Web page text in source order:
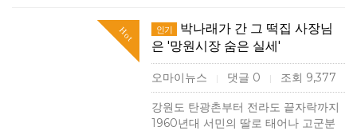
Hot 인기
박나래가 간 그 떡집 사장님
은 '망원시장 숨은 실세'
오마이뉴스 | 댓글 0 | 조회 9,377
강원도 탄광촌부터 전라도 끝자락까지
1960년대 서민의 딸로 태어나 고군분